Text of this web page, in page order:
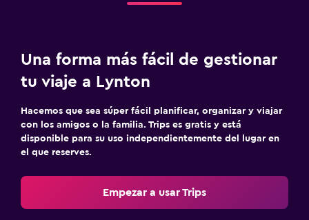
Una forma más fácil de gestionar
tu viaje a Lynton
Hacemos que sea súper fácil planificar, organizar y viajar
con los amigos o la familia. Trips es gratis y está
disponible para su uso independientemente del lugar en
el que reserves.
Empezar a usar Trips